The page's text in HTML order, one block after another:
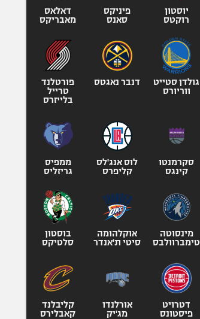
יוסטון
רוקטס
פיניקס
סאנס
דאלאס
מאבריקס
גולדן סטייט
ווריורס
דנבר נאגטס
פורטלנד
טרייל
בלייזרס
סקרמנטו
קינגס
לוס אנג'לס
קליפרס
ממפיס
גריזליס
מינסוטה
טימברוולבס
אוקלהומה
סיטי ת'אנדר
בוסטון
סלטיקס
דטרויט
פיסטונס
אורלנדו
מג'יק
קליבלנד
קאבלירס